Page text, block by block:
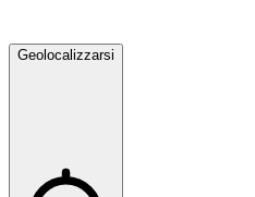
Geolocalizzarsi